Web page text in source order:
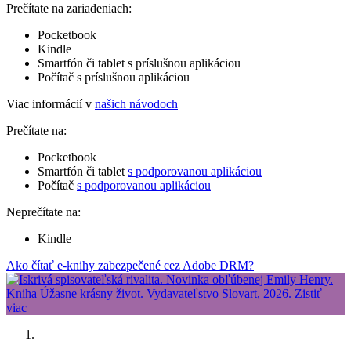
Prečítate na zariadeniach:
Pocketbook
Kindle
Smartfón či tablet s príslušnou aplikáciou
Počítač s príslušnou aplikáciou
Viac informácií v našich návodoch
Prečítate na:
Pocketbook
Smartfón či tablet s podporovanou aplikáciou
Počítač s podporovanou aplikáciou
Neprečítate na:
Kindle
Ako čítať e-knihy zabezpečené cez Adobe DRM?